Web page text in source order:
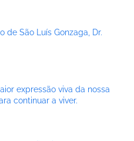
de São Luís Gonzaga, Dr.
expressão viva da nossa
continuar a viver.